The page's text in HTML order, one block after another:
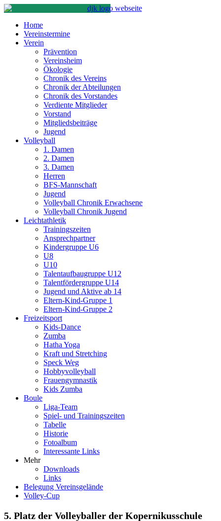
Home
Vereinstermine
Verein
Prävention
Vereinsheim
Ökologie
Chronik des Vereins
Chronik der Abteilungen
Chronik des Vorstandes
Verdiente Mitglieder
Vorstand
Mitgliedsbeiträge
Jugend
Volleyball
1. Damen
2. Damen
3. Damen
Herren
BFS-Mannschaft
Jugend
Volleyball Chronik Erwachsene
Volleyball Chronik Jugend
Leichtathletik
Trainingszeiten
Ansprechpartner
Kindergruppe U6
U8
U10
Talentaufbaugruppe U12
Talentfördergruppe U14
Jugend und Aktive ab 14
Eltern-Kind-Gruppe 1
Eltern-Kind-Gruppe 2
Freizeitsport
Kids-Dance
Zumba
Hatha Yoga
Kraft und Stretching
Speck Weg
Hobbyvolleyball
Frauengymnastik
Kids Zumba
Boule
Liga-Team
Spiel- und Trainingszeiten
Tabelle
Historie
Fotoalbum
Interessante Links
Mehr
Downloads
Links
Belegung Vereinsgelände
Volley-Cup
5. Platz der Volleyballer der Kopernikusschule